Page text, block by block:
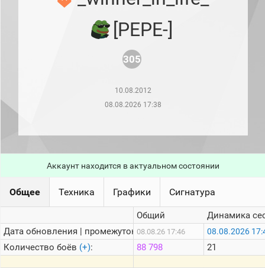
последние
сессии)
Онлайн
Цветовая
[PEPE-]
305
10.08.2012
08.08.2026 17:38
Аккаунт находится в актуальном состоянии
Общее Техника Графики Сигнатура
Дата обновления | промежуток:
Количество боёв (+):
Общий
08.08.26 17:46
88 798
Динамика
08.08.2026
21